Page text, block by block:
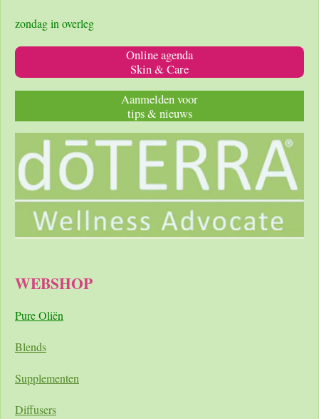
zondag in overleg
Online agenda
Skin & Care
Aanmelden voor
tips & nieuws
WEBSHOP
Pure Oliën
Blends
Supplementen
Diffusers